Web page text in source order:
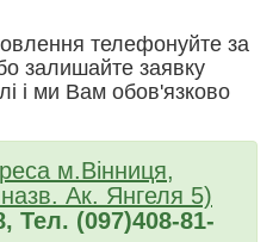
телефонуйте за
залишайте заявку
і ми Вам обов'язково
м.Вінниця,
Ак. Янгеля 5)
Тел. (097)408-81-